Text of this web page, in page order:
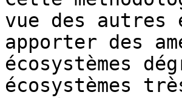
vue des autres
apporter des
écosystèmes
écosystèmes